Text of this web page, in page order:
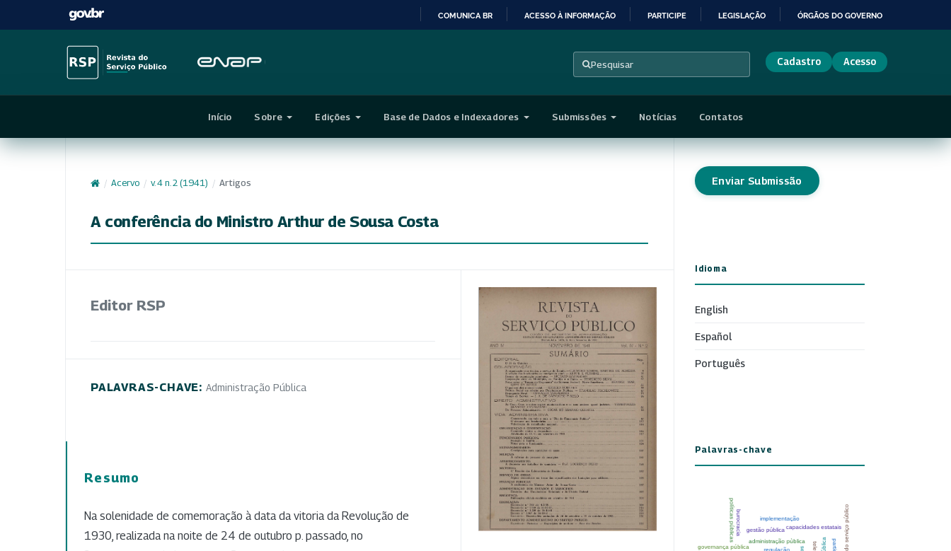
CONTEÚDO
COMUNICA BR ACESSO À INFORMAÇÃO PARTICIPE LEGISLAÇÃO ÓRGÃOS DO GOVERNO
Pesquisar Cadastro Acesso
Início Sobre Edições Base de Dados e Indexadores Submissões Notícias Contatos
/ Acervo / v. 4 n. 2 (1941) / Artigos
A conferência do Ministro Arthur de Sousa Costa
Editor RSP
PALAVRAS-CHAVE: Administração Pública
Resumo
Na solenidade de comemoração à data da vitoria da Revolução de
1930, realizada na noite de 24 de outubro p. passado, no
Enviar Submissão
Idioma
English
Español
Português
Palavras-chave